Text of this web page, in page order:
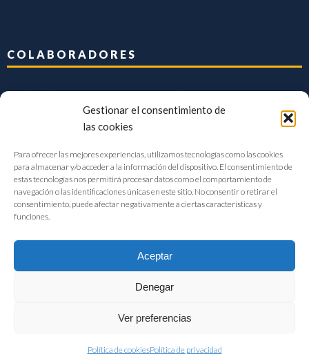
Gestionar el consentimiento de
las cookies
Para ofrecer las mejores experiencias, utilizamos tecnologías como las cookies
para almacenar y/o acceder a la información del dispositivo. El consentimiento de
estas tecnologías nos permitirá procesar datos como el comportamiento de
navegación o las identificaciones únicas en este sitio. No consentir o retirar el
consentimiento, puede afectar negativamente a ciertas características y
funciones.
Aceptar
Denegar
Ver preferencias
Política de cookiesPolítica de privacidad
COLABORADORES
FIAB Federación Española de Industrias de la Alimentación y Bebidas